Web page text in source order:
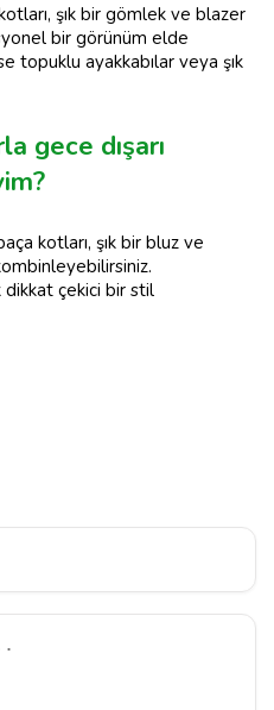
şık bir gömlek ve blazer
bir görünüm elde
topuklu ayakkabılar veya şık
gece dışarı
kotları, şık bir bluz ve
çekici bir stil